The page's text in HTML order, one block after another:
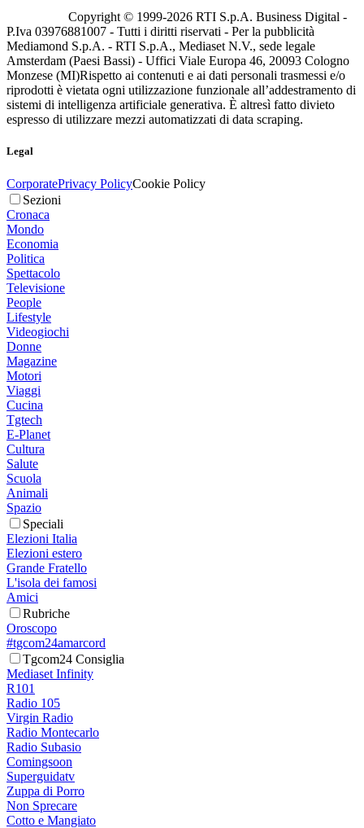
Copyright © 1999-2026 RTI S.p.A. Business Digital -
P.Iva 03976881007 - Tutti i diritti riservati - Per la pubblicità
Mediamond S.p.A. - RTI S.p.A., Mediaset N.V., sede legale
Amsterdam (Paesi Bassi) - Uffici Viale Europa 46, 20093 Cologno
Monzese (MI)Rispetto ai contenuti e ai dati personali trasmessi e/o
riprodotti è vietata ogni utilizzazione funzionale all’addestramento di
sistemi di intelligenza artificiale generativa. È altresì fatto divieto
espresso di utilizzare mezzi automatizzati di data scraping.
Legal
CorporatePrivacy PolicyCookie Policy
Sezioni
Cronaca
Mondo
Economia
Politica
Spettacolo
Televisione
People
Lifestyle
Videogiochi
Donne
Magazine
Motori
Viaggi
Cucina
Tgtech
E-Planet
Cultura
Salute
Scuola
Animali
Spazio
Speciali
Elezioni Italia
Elezioni estero
Grande Fratello
L'isola dei famosi
Amici
Rubriche
Oroscopo
#tgcom24amarcord
Tgcom24 Consiglia
Mediaset Infinity
R101
Radio 105
Virgin Radio
Radio Montecarlo
Radio Subasio
Comingsoon
Superguidatv
Zuppa di Porro
Non Sprecare
Cotto e Mangiato